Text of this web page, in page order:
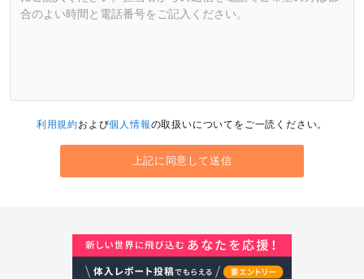
利用規約および個人情報の取扱いについてをご一読ください。